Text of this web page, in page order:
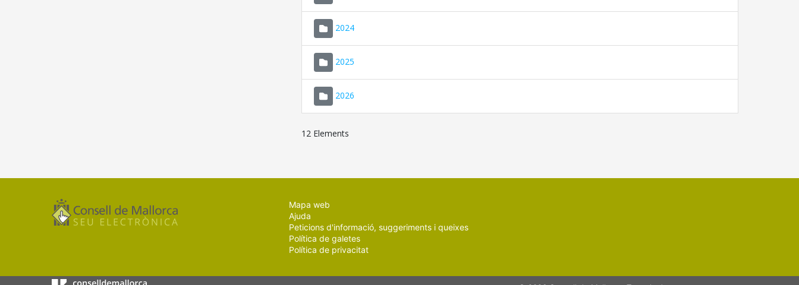
2024
2025
2026
12 Elements
Mapa web
Ajuda
Peticions d'informació, suggeriments i queixes
Política de galetes
Política de privacitat